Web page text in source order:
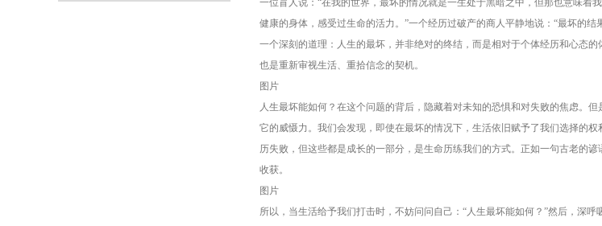
一位盲人说：“在我的世界，最坏的情况就是一生处于黑暗之中，但那也意味着
健康的身体，感受过生命的活力。”一个经历过破产的商人平静地说：“最坏的
一个深刻的道理：人生的最坏，并非绝对的终结，而是相对于个体经历和心态
也是重新审视生活、重拾信念的契机。
图片
人生最坏能如何？在这个问题的背后，隐藏着对未知的恐惧和对失败的焦虑。
它的威慑力。我们会发现，即使在最坏的情况下，生活依旧赋予了我们选择的
历失败，但这些都是成长的一部分，是生命历练我们的方式。正如一句古老的
收获。
图片
所以，当生活给予我们打击时，不妨问问自己：“人生最坏能如何？”然后，深